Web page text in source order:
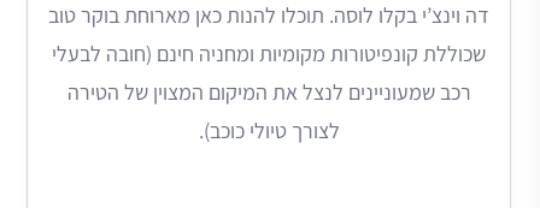
דה וינצ’י בקלו לוסה. תוכלו להנות כאן מארוחת בוקר טוב
שכוללת קונפיטורות מקומיות ומחניה חינם (חובה לבעלי
רכב שמעוניינים לנצל את המיקום המצוין של הטירה
לצורך טיולי כוכב).